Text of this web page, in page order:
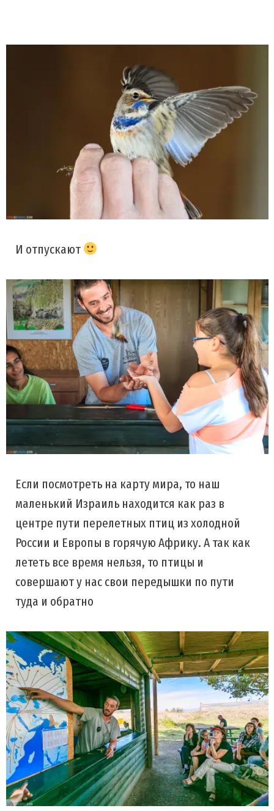
И отпускают
Если посмотреть на карту мира, то наш
маленький Израиль находится как раз в
центре пути перелетных птиц из холодной
России и Европы в горячую Африку. А так как
лететь все время нельзя, то птицы и
совершают у нас свои передышки по пути
туда и обратно